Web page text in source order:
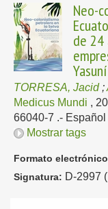
Neo-
de
Yasuní
TORRESA, Jacid;
Medicus Mundi ,
66040-7 .- Español
Mostrar tags
Formato
Signatura: D-2997